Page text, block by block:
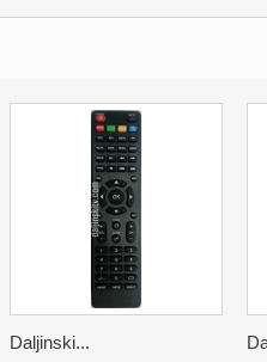
Daljinski...